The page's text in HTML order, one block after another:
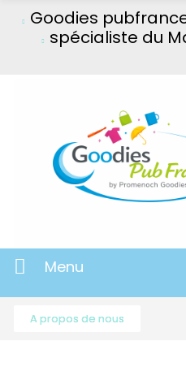
Goodies
spécialiste du
Menu
A propos de nous